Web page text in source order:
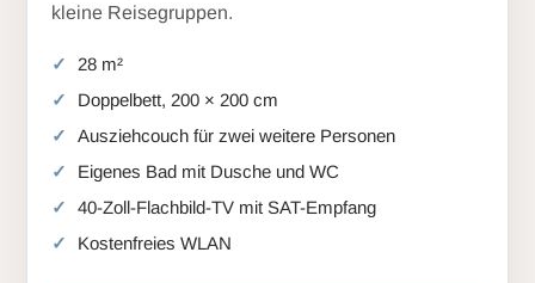
kleine Reisegruppen.
28 m²
Doppelbett, 200 × 200 cm
Ausziehcouch für zwei weitere Personen
Eigenes Bad mit Dusche und WC
40-Zoll-Flachbild-TV mit SAT-Empfang
Kostenfreies WLAN